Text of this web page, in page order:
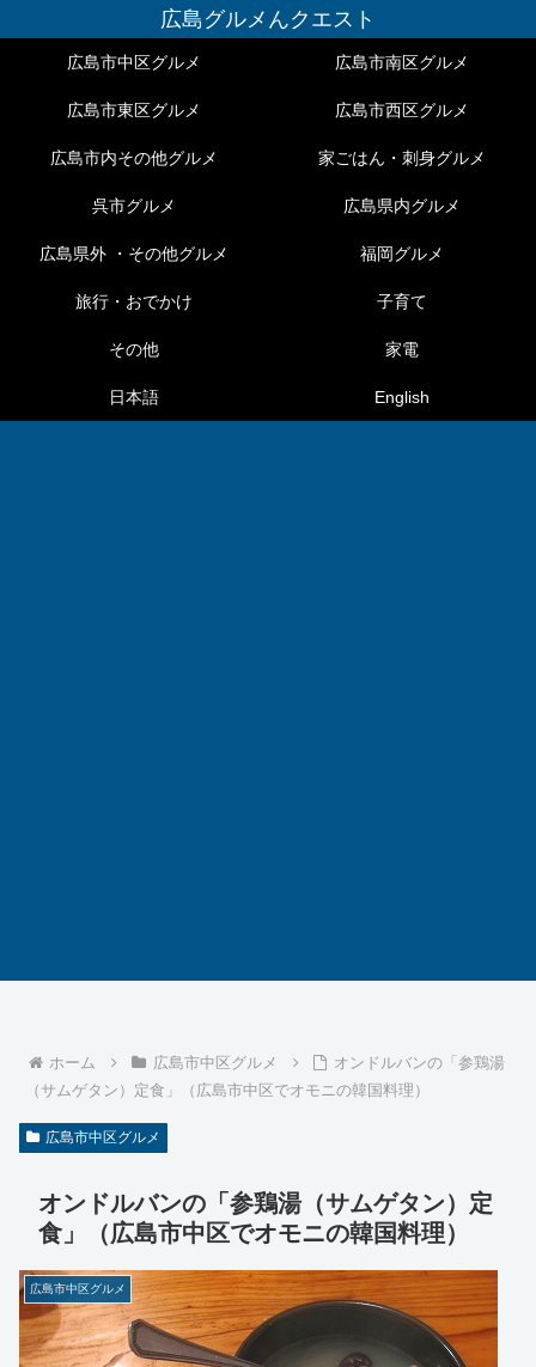
広島グルメんクエスト
広島市中区グルメ 広島市南区グルメ
広島市東区グルメ 広島市西区グルメ
広島市内その他グルメ 家ごはん・刺身グルメ
呉市グルメ 広島県内グルメ
広島県外 ・その他グルメ 福岡グルメ
旅行・おでかけ 子育て
その他 家電
日本語 English
ホーム 広島市中区グルメ
オンドルバンの「参鶏湯
（サムゲタン）定食」（広島市中区でオモニの韓国料理）
広島市中区グルメ
オンドルバンの「参鶏湯（サムゲタン）定
食」（広島市中区でオモニの韓国料理）
広島市中区グルメ